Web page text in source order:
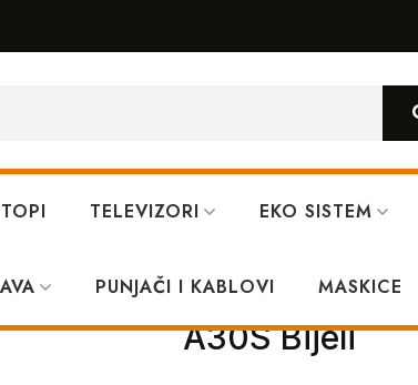
TELEVIZORI EKO SISTEM
PUNJAČI I KABLOVI MASKICE
A30S Bijeli
Poklopac sa
A30S Bijeli